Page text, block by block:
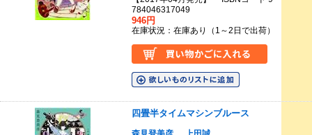
784046317049
946円
在庫状況：在庫あり（1～2日で出荷）
四畳半タイムマシンブルース